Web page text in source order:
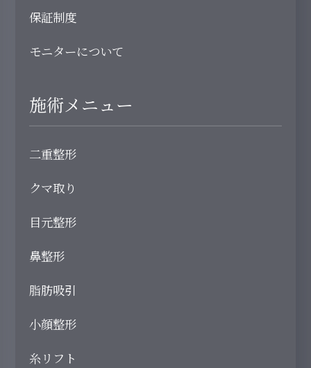
保証制度
モニターについて
施術メニュー
二重整形
クマ取り
目元整形
鼻整形
脂肪吸引
小顔整形
糸リフト